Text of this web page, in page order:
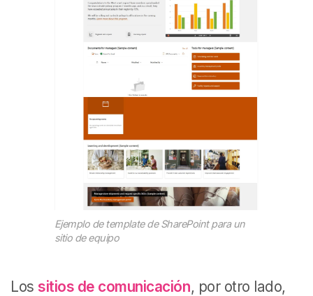
Ejemplo de template de SharePoint para un
sitio de equipo
Los sitios de comunicación, por otro lado,